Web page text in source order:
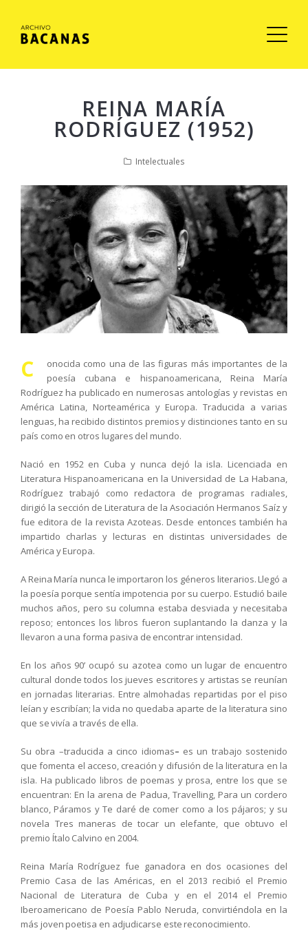
REINA MARÍA
RODRÍGUEZ (1952)
Intelectuales
C
onocida como una de las figuras más importantes de la
poesía cubana e hispanoamericana, Reina María
Rodríguez ha publicado en numerosas antologías y revistas en
América Latina, Norteamérica y Europa. Traducida a varias
lenguas, ha recibido distintos premios y distinciones tanto en su
país como en otros lugares del mundo.
Nació en 1952 en Cuba y nunca dejó la isla. Licenciada en
Literatura Hispanoamericana en la Universidad de La Habana,
Rodríguez trabajó como redactora de programas radiales,
dirigió la sección de Literatura de la Asociación Hermanos Saíz y
fue editora de la revista Azoteas. Desde entonces también ha
impartido charlas y lecturas en distintas universidades de
América y Europa.
A Reina María nunca le importaron los géneros literarios. Llegó a
la poesía porque sentía impotencia por su cuerpo. Estudió baile
muchos años, pero su columna estaba desviada y necesitaba
reposo; entonces los libros fueron suplantando la danza y la
llevaron a una forma pasiva de encontrar intensidad.
En los años 90’ ocupó su azotea como un lugar de encuentro
cultural donde todos los jueves escritores y artistas se reunían
en jornadas literarias. Entre almohadas repartidas por el piso
leían y escribían; la vida no quedaba aparte de la literatura sino
que se vivía a través de ella.
Su obra –traducida a cinco idiomas– es un trabajo sostenido
que fomenta el acceso, creación y difusión de la literatura en la
isla. Ha publicado libros de poemas y prosa, entre los que se
encuentran: En la arena de Padua, Travelling, Para un cordero
blanco, Páramos y Te daré de comer como a los pájaros; y su
novela Tres maneras de tocar un elefante, que obtuvo el
premio Ítalo Calvino en 2004.
Reina María Rodríguez fue ganadora en dos ocasiones del
Premio Casa de las Américas, en el 2013 recibió el Premio
Nacional de Literatura de Cuba y en el 2014 el Premio
Iberoamericano de Poesía Pablo Neruda, convirtiéndola en la
más joven poetisa en adjudicarse este reconocimiento.